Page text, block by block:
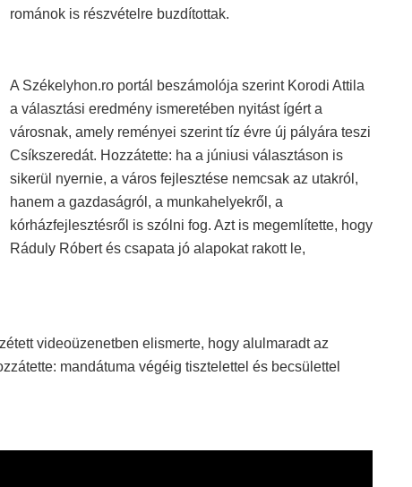
románok is részvételre buzdítottak.
A Székelyhon.ro portál beszámolója szerint Korodi Attila
a választási eredmény ismeretében nyitást ígért a
városnak, amely reményei szerint tíz évre új pályára teszi
Csíkszeredát. Hozzátette: ha a júniusi választáson is
sikerül nyernie, a város fejlesztése nemcsak az utakról,
hanem a gazdaságról, a munkahelyekről, a
kórházfejlesztésről is szólni fog. Azt is megemlítette, hogy
Ráduly Róbert és csapata jó alapokat rakott le,
videoüzenetben elismerte, hogy alulmaradt az
mandátuma végéig tisztelettel és becsülettel